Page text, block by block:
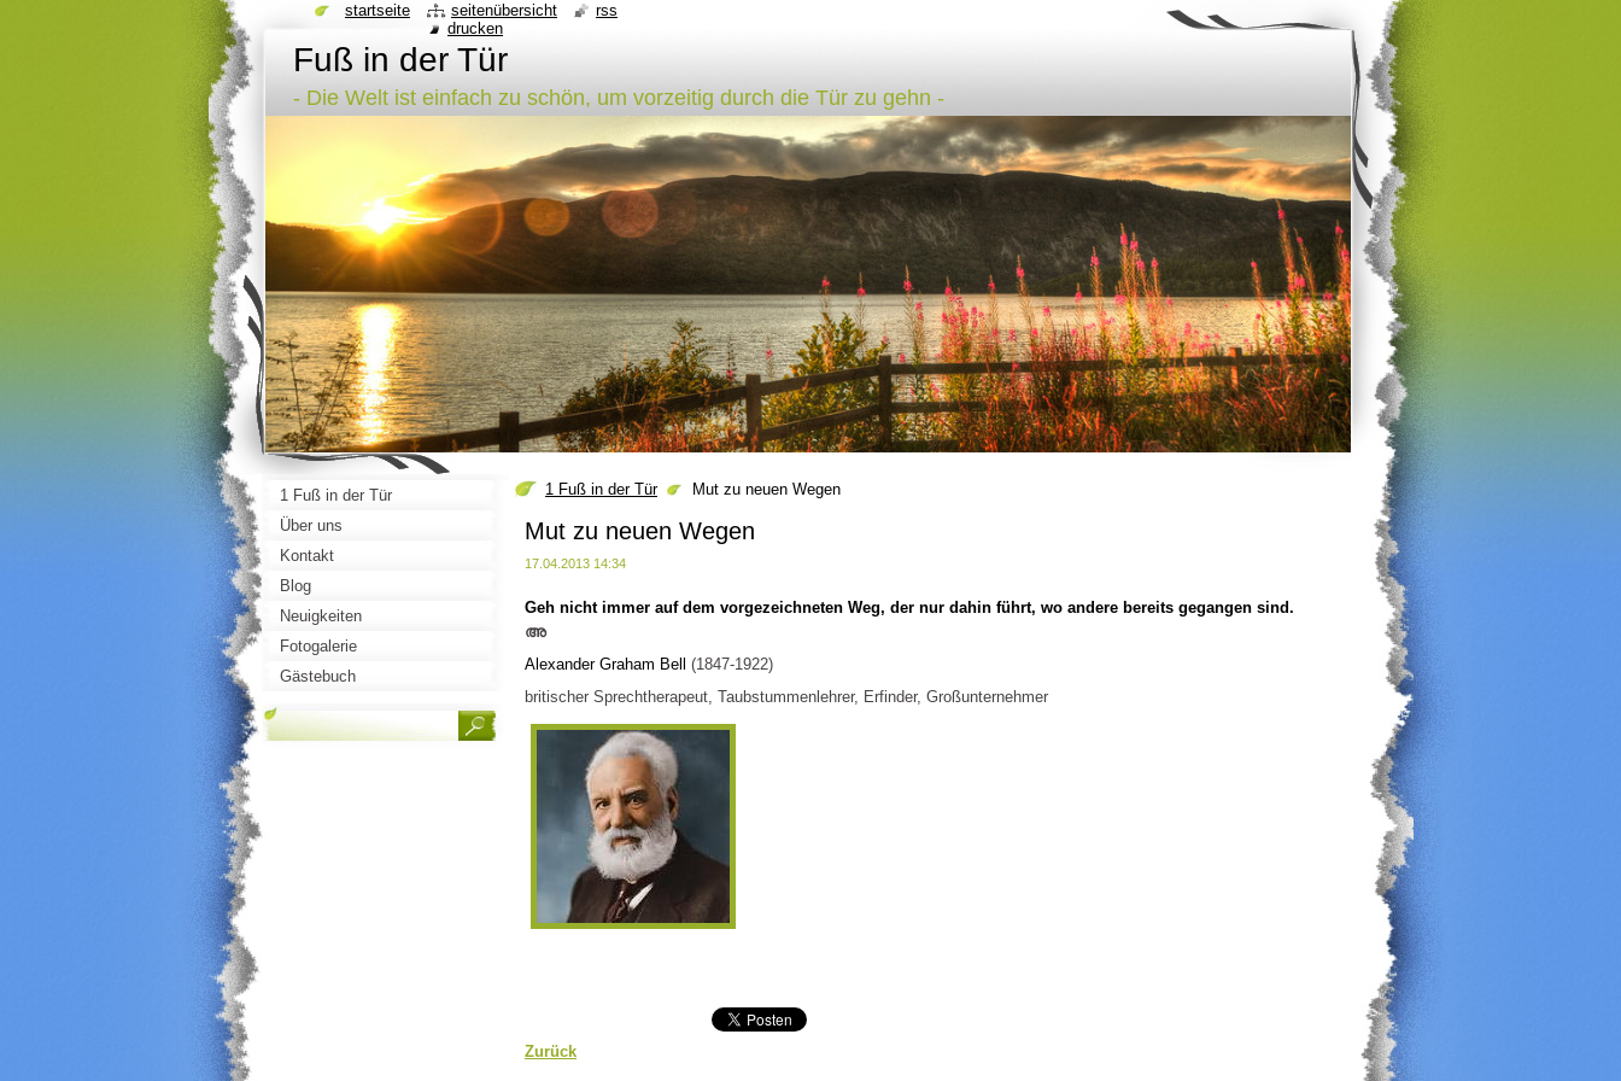
Fuß in der Tür
- Die Welt ist einfach zu schön, um vorzeitig durch die Tür zu gehn -
1 Fuß in der Tür Mut zu neuen Wegen
Mut zu neuen Wegen
17.04.2013 14:34
Geh nicht immer auf dem vorgezeichneten Weg, der nur dahin führt, wo andere bereits gegangen sind.
അ
Alexander Graham Bell
(1847-1922)
britischer Sprechtherapeut, Taubstummenlehrer, Erfinder, Großunternehmer
Zurück
1 Fuß in der Tür
Über uns
Kontakt
Blog
Neuigkeiten
Fotogalerie
Gästebuch
startseite seitenübersicht
rss
drucken